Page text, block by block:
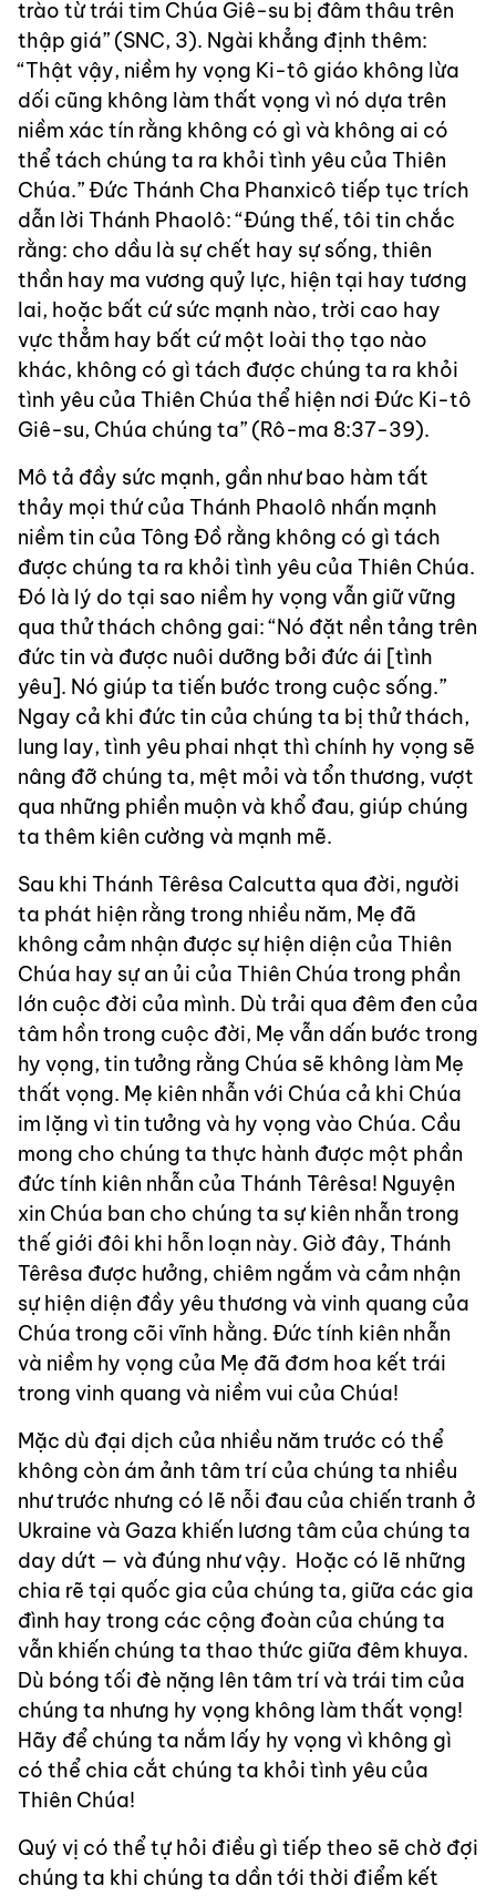
trào từ trái tim Chúa Giê-su bị đâm thâu trên
thập giá” (SNC, 3). Ngài khẳng định thêm:
“Thật vậy, niềm hy vọng Ki-tô giáo không lừa
dối cũng không làm thất vọng vì nó dựa trên
niềm xác tín rằng không có gì và không ai có
thể tách chúng ta ra khỏi tình yêu của Thiên
Chúa.” Đức Thánh Cha Phanxicô tiếp tục trích
dẫn lời Thánh Phaolô: “Đúng thế, tôi tin chắc
rằng: cho dầu là sự chết hay sự sống, thiên
thần hay ma vương quỷ lực, hiện tại hay tương
lai, hoặc bất cứ sức mạnh nào, trời cao hay
vực thẳm hay bất cứ một loài thọ tạo nào
khác, không có gì tách được chúng ta ra khỏi
tình yêu của Thiên Chúa thể hiện nơi Đức Ki-tô
Giê-su, Chúa chúng ta” (Rô-ma 8:37-39).
Mô tả đầy sức mạnh, gần như bao hàm tất
thảy mọi thứ của Thánh Phaolô nhấn mạnh
niềm tin của Tông Đồ rằng không có gì tách
được chúng ta ra khỏi tình yêu của Thiên Chúa.
Đó là lý do tại sao niềm hy vọng vẫn giữ vững
qua thử thách chông gai: “Nó đặt nền tảng trên
đức tin và được nuôi dưỡng bởi đức ái [tình
yêu]. Nó giúp ta tiến bước trong cuộc sống.”
Ngay cả khi đức tin của chúng ta bị thử thách,
lung lay, tình yêu phai nhạt thì chính hy vọng sẽ
nâng đỡ chúng ta, mệt mỏi và tổn thương, vượt
qua những phiền muộn và khổ đau, giúp chúng
ta thêm kiên cường và mạnh mẽ.
Sau khi Thánh Têrêsa Calcutta qua đời, người
ta phát hiện rằng trong nhiều năm, Mẹ đã
không cảm nhận được sự hiện diện của Thiên
Chúa hay sự an ủi của Thiên Chúa trong phần
lớn cuộc đời của mình. Dù trải qua đêm đen của
tâm hồn trong cuộc đời, Mẹ vẫn dấn bước trong
hy vọng, tin tưởng rằng Chúa sẽ không làm Mẹ
thất vọng. Mẹ kiên nhẫn với Chúa cả khi Chúa
im lặng vì tin tưởng và hy vọng vào Chúa. Cầu
mong cho chúng ta thực hành được một phần
đức tính kiên nhẫn của Thánh Têrêsa! Nguyện
xin Chúa ban cho chúng ta sự kiên nhẫn trong
thế giới đôi khi hỗn loạn này. Giờ đây, Thánh
Têrêsa được hưởng, chiêm ngắm và cảm nhận
sự hiện diện đầy yêu thương và vinh quang của
Chúa trong cõi vĩnh hằng. Đức tính kiên nhẫn
và niềm hy vọng của Mẹ đã đơm hoa kết trái
trong vinh quang và niềm vui của Chúa!
Mặc dù đại dịch của nhiều năm trước có thể
không còn ám ảnh tâm trí của chúng ta nhiều
như trước nhưng có lẽ nỗi đau của chiến tranh ở
Ukraine và Gaza khiến lương tâm của chúng ta
day dứt — và đúng như vậy. Hoặc có lẽ những
chia rẽ tại quốc gia của chúng ta, giữa các gia
đình hay trong các cộng đoàn của chúng ta
vẫn khiến chúng ta thao thức giữa đêm khuya.
Dù bóng tối đè nặng lên tâm trí và trái tim của
chúng ta nhưng hy vọng không làm thất vọng!
Hãy để chúng ta nắm lấy hy vọng vì không gì
có thể chia cắt chúng ta khỏi tình yêu của
Thiên Chúa!
Quý vị có thể tự hỏi điều gì tiếp theo sẽ chờ đợi
chúng ta khi chúng ta dần tới thời điểm kết